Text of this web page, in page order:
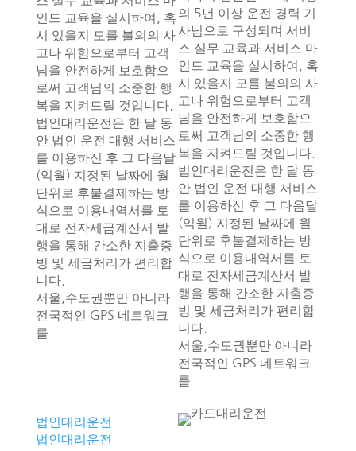
인드 교육을 실시하여, 혹
시 있을지 모를 불의의 사
고나 위험으로부터 고객
님을 안전하게 보호함으
로써 고객님의 소중한 행
복을 지켜드릴 것입니다.
법인대리운전은 한 달 동
안 법인 운전 대행 서비스
를 이용하신 후 그 다음달
(익월) 지정된 날짜에 월
단위로 후불결제하는 방
식으로 이용내역서를 토
대로 전자세금계산서 발
행을 통해 간소한 지출증
빙 및 세금처리가 편리합
니다.
서울,수도권뿐만 아니라
전국적인 GPS 네트워크
를
의 5년 이상 운전 경력 기
사님으로 구성되며 서비
스 실무 교육과 서비스 마
인드 교육을 실시하여, 혹
시 있을지 모를 불의의 사
고나 위험으로부터 고객
님을 안전하게 보호함으
로써 고객님의 소중한 행
복을 지켜드릴 것입니다.
법인대리운전은 한 달 동
안 법인 운전 대행 서비스
를 이용하신 후 그 다음달
(익월) 지정된 날짜에 월
단위로 후불결제하는 방
식으로 이용내역서를 토
대로 전자세금계산서 발
행을 통해 간소한 지출증
빙 및 세금처리가 편리합
니다.
서울,수도권뿐만 아니라
전국적인 GPS 네트워크
를
법인대리운전
법인대리운전